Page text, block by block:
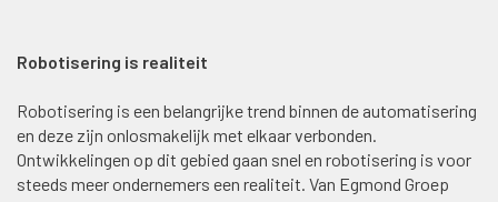
Robotisering is realiteit
Robotisering is een belangrijke trend binnen de automatisering
en deze zijn onlosmakelijk met elkaar verbonden.
Ontwikkelingen op dit gebied gaan snel en robotisering is voor
steeds meer ondernemers een realiteit. Van Egmond Groep